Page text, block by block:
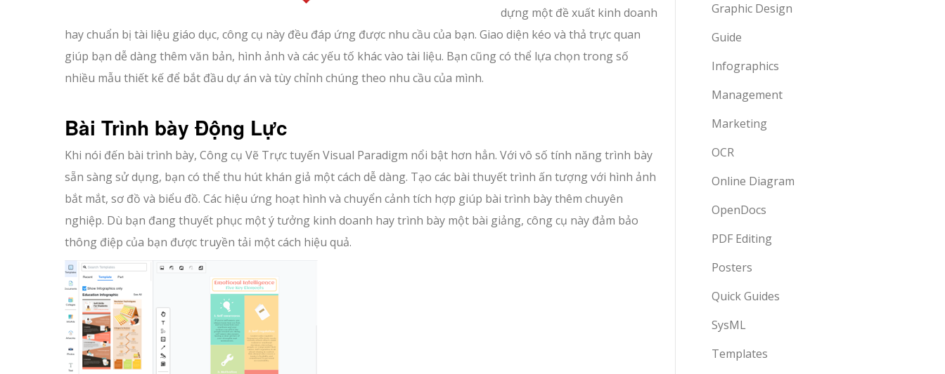
dựng một đề xuất kinh doanh
hay chuẩn bị tài liệu giáo dục, công cụ này đều đáp ứng được nhu cầu của bạn. Giao diện kéo và thả trực quan
giúp bạn dễ dàng thêm văn bản, hình ảnh và các yếu tố khác vào tài liệu. Bạn cũng có thể lựa chọn trong số
nhiều mẫu thiết kế để bắt đầu dự án và tùy chỉnh chúng theo nhu cầu của mình.
Bài Trình bày Động Lực
Khi nói đến bài trình bày, Công cụ Vẽ Trực tuyến Visual Paradigm nổi bật hơn hẳn. Với vô số tính năng trình bày
sẵn sàng sử dụng, bạn có thể thu hút khán giả một cách dễ dàng. Tạo các bài thuyết trình ấn tượng với hình ảnh
bắt mắt, sơ đồ và biểu đồ. Các hiệu ứng hoạt hình và chuyển cảnh tích hợp giúp bài trình bày thêm chuyên
nghiệp. Dù bạn đang thuyết phục một ý tưởng kinh doanh hay trình bày một bài giảng, công cụ này đảm bảo
thông điệp của bạn được truyền tải một cách hiệu quả.
Graphic Design
Guide
Infographics
Management
Marketing
OCR
Online Diagram
OpenDocs
PDF Editing
Posters
Quick Guides
SysML
Templates